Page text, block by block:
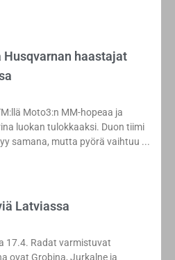
Husqvarnan haastajat
Moto3:n MM-hopeaa ja
luokan tulokkaaksi. Duon tiimi
samana, mutta pyörä vaihtuu
Latviassa
17.4. Radat varmistuvat
ovat Grobina, Jurkalne ja